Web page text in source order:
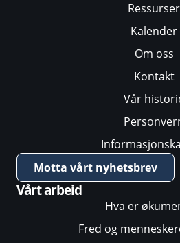
Ressurser
Kalender
Om oss
Kontakt
Vår
Motta vårt nyhetsbrev
Vårt arbeid
Hva er
Fred og